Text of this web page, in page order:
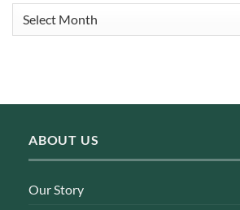
ABOUT US
Our Story